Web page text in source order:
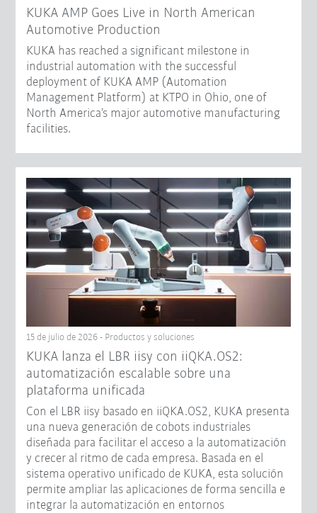
KUKA AMP Goes Live in North American
Automotive Production
KUKA has reached a significant milestone in
industrial automation with the successful
deployment of KUKA AMP (Automation
Management Platform) at KTPO in Ohio, one of
North America’s major automotive manufacturing
facilities.
15 de julio de 2026 - Productos y soluciones
KUKA lanza el LBR iisy con iiQKA.OS2:
automatización escalable sobre una
plataforma unificada
Con el LBR iisy basado en iiQKA.OS2, KUKA presenta
una nueva generación de cobots industriales
diseñada para facilitar el acceso a la automatización
y crecer al ritmo de cada empresa. Basada en el
sistema operativo unificado de KUKA, esta solución
permite ampliar las aplicaciones de forma sencilla e
integrar la automatización en entornos